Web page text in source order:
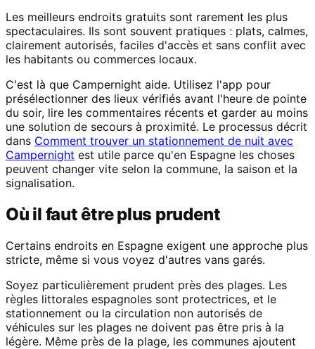
Les meilleurs endroits gratuits sont rarement les plus
spectaculaires. Ils sont souvent pratiques : plats, calmes,
clairement autorisés, faciles d'accès et sans conflit avec
les habitants ou commerces locaux.
C'est là que Campernight aide. Utilisez l'app pour
présélectionner des lieux vérifiés avant l'heure de pointe
du soir, lire les commentaires récents et garder au moins
une solution de secours à proximité. Le processus décrit
dans Comment trouver un stationnement de nuit avec
Campernight est utile parce qu'en Espagne les choses
peuvent changer vite selon la commune, la saison et la
signalisation.
Où il faut être plus prudent
Certains endroits en Espagne exigent une approche plus
stricte, même si vous voyez d'autres vans garés.
Soyez particulièrement prudent près des plages. Les
règles littorales espagnoles sont protectrices, et le
stationnement ou la circulation non autorisés de
véhicules sur les plages ne doivent pas être pris à la
légère. Même près de la plage, les communes ajoutent